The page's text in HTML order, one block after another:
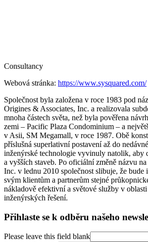
Consultancy
Webová stránka: https://www.sysquared.com/
Společnost byla založena v roce 1983 pod
Origines & Associates, Inc. a realizovala
mnoha částech světa, než byla pověřena
zemi – Pacific Plaza Condominium – a
v Asii, SM Megamall, v roce 1987. Obě
příslušná superlativní postavení až do
inženýrské technologie vyvinuly natolik, aby
a vyšších staveb. Po oficiální změně názvu
Inc. v lednu 2010 společnost slibuje, že bude
svým klientům a partnerům stejné
nákladově efektivní a světové služby v
inženýrských řešení.
Přihlaste se k odběru našeho
Please leave this field blank